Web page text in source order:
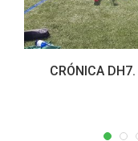
CRÓNICA